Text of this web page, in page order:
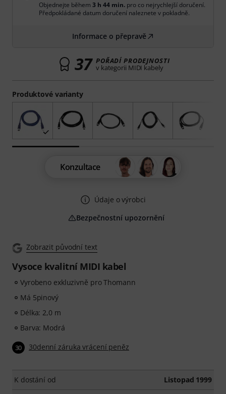
Zobrazit původní text
Vysoce kvalitní MIDI kabel
Vyrobeno exkluzivně pro Thomann
Má 5pinový
Délka: 2,0 m
Barva: Modrá
30 30denní záruka vrácení peněz
K dostání od Listopad 1999
Produktové varianty
Objednejte během 3 h 44 min. pro co nejrychlejší doručení.
Předpokládané datum doručení naleznete v pokladně.
Informace o přepravě
37 POŘADÍ PRODEJNOSTI
v kategorii MIDI kabely
Konzultace
Údaje o výrobci
Bezpečnostní upozornění